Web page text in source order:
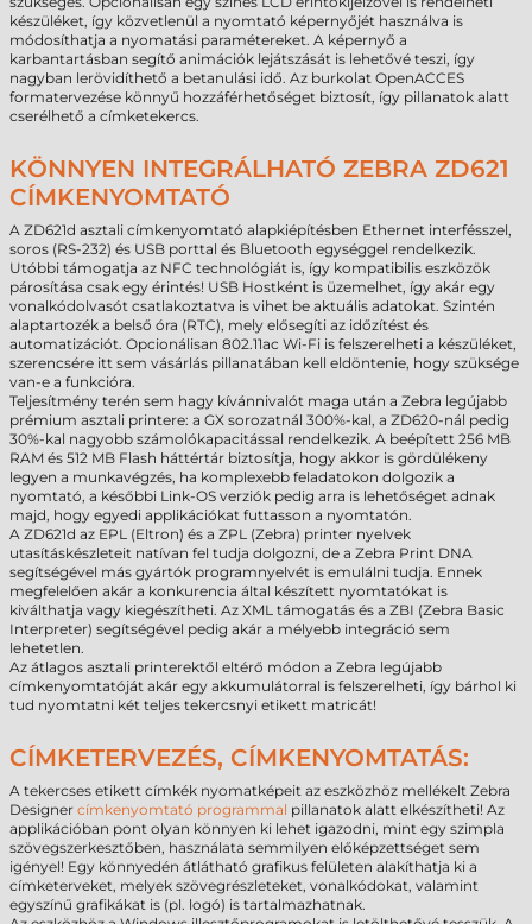
készüléket, így közvetlenül a nyomtató képernyőjét használva is
módosíthatja a nyomatási paramétereket. A képernyő a
karbantartásban segítő animációk lejátszását is lehetővé teszi, így
nagyban lerövidíthető a betanulási idő. Az burkolat OpenACCES
formatervezése könnyű hozzáférhetőséget biztosít, így pillanatok alatt
cserélhető a címketekercs.
KÖNNYEN INTEGRÁLHATÓ ZEBRA ZD621
CÍMKENYOMTATÓ
A ZD621d asztali címkenyomtató alapkiépítésben Ethernet interfésszel,
soros (RS-232) és USB porttal és Bluetooth egységgel rendelkezik.
Utóbbi támogatja az NFC technológiát is, így kompatibilis eszközök
párosítása csak egy érintés! USB Hostként is üzemelhet, így akár egy
vonalkódolvasót csatlakoztatva is vihet be aktuális adatokat. Szintén
alaptartozék a belső óra (RTC), mely elősegíti az időzítést és
automatizációt. Opcionálisan 802.11ac Wi-Fi is felszerelheti a készüléket,
szerencsére itt sem vásárlás pillanatában kell eldöntenie, hogy szüksége
van-e a funkcióra.
Teljesítmény terén sem hagy kívánnivalót maga után a Zebra legújabb
prémium asztali printere: a GX sorozatnál 300%-kal, a ZD620-nál pedig
30%-kal nagyobb számolókapacitással rendelkezik. A beépített 256 MB
RAM és 512 MB Flash háttértár biztosítja, hogy akkor is gördülékeny
legyen a munkavégzés, ha komplexebb feladatokon dolgozik a
nyomtató, a későbbi Link-OS verziók pedig arra is lehetőséget adnak
majd, hogy egyedi applikációkat futtasson a nyomtatón.
A ZD621d az EPL (Eltron) és a ZPL (Zebra) printer nyelvek
utasításkészleteit natívan fel tudja dolgozni, de a Zebra Print DNA
segítségével más gyártók programnyelvét is emulálni tudja. Ennek
megfelelően akár a konkurencia által készített nyomtatókat is
kiválthatja vagy kiegészítheti. Az XML támogatás és a ZBI (Zebra Basic
Interpreter) segítségével pedig akár a mélyebb integráció sem
lehetetlen.
Az átlagos asztali printerektől eltérő módon a Zebra legújabb
címkenyomtatóját akár egy akkumulátorral is felszerelheti, így bárhol ki
tud nyomtatni két teljes tekercsnyi etikett matricát!
CÍMKETERVEZÉS, CÍMKENYOMTATÁS:
A tekercses etikett címkék nyomatképeit az eszközhöz mellékelt Zebra
Designer címkenyomtató programmal pillanatok alatt elkészítheti! Az
applikációban pont olyan könnyen ki lehet igazodni, mint egy szimpla
szövegszerkesztőben, használata semmilyen előképzettséget sem
igényel! Egy könnyedén átlátható grafikus felületen alakíthatja ki a
címketerveket, melyek szövegrészleteket, vonalkódokat, valamint
egyszínű grafikákat is (pl. logó) is tartalmazhatnak.